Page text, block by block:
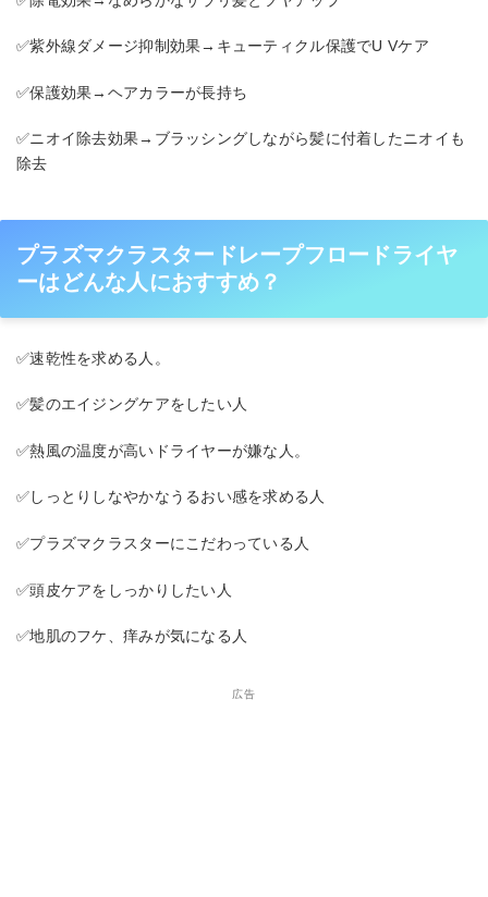
✅紫外線ダメージ抑制効果→キューティクル保護でU Vケア
✅保護効果→ヘアカラーが長持ち
✅ニオイ除去効果→ブラッシングしながら髪に付着したニオイも
除去
プラズマクラスタードレープフロードライヤ
ーはどんな人におすすめ？
✅速乾性を求める人。
✅髪のエイジングケアをしたい人
✅熱風の温度が高いドライヤーが嫌な人。
✅しっとりしなやかなうるおい感を求める人
✅プラズマクラスターにこだわっている人
✅頭皮ケアをしっかりしたい人
✅地肌のフケ、痒みが気になる人
広告